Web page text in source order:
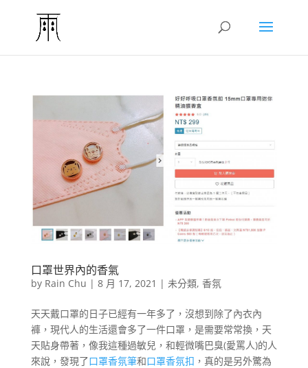
口罩世界內的香氣
by Rain Chu | 8 月 17, 2021 | 未分類, 香氛
天天戴口罩的日子已經有一年多了，沒想到除了內衣內
褲，現代人的生活還會多了一件口罩，是需要常常換，天
天貼身帶著，像我這種過敏兒，和輕微嘴巴臭(愛罵人)的人
來說，發現了口罩香氛筆和口罩香氛扣 ，真的是另外驚為